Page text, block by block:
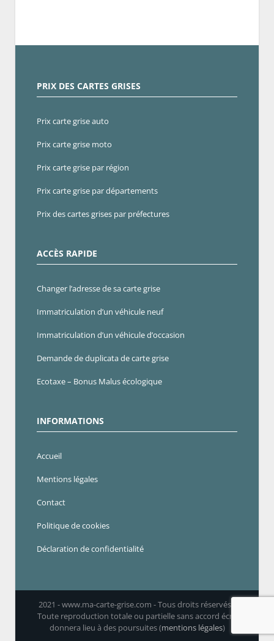
PRIX DES CARTES GRISES
Prix carte grise auto
Prix carte grise moto
Prix carte grise par région
Prix carte grise par départements
Prix des cartes grises par préfectures
ACCÈS RAPIDE
Changer l’adresse de sa carte grise
Immatriculation d’un véhicule neuf
Immatriculation d’un véhicule d’occasion
Demande de duplicata de carte grise
Ecotaxe – Bonus Malus écologique
INFORMATIONS
Accueil
Mentions légales
Contact
Politique de cookies
Déclaration de confidentialité
2021 - www.ma-carte-grise.com - Tous droits réservés -
Toute reproduction totale ou partielle sans accord écrit
donnera lieu à des poursuites (mentions légales)